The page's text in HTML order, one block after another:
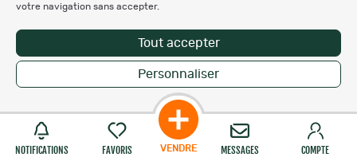
votre navigation sans accepter.
Tout accepter
Personnaliser
NOTIFICATIONS FAVORIS VENDRE MESSAGES COMPTE
Politique de protection
des données personnelles
Personnalisation des cookies
Copyright © 2007-2026 NaturaBuy. Tous droits réservés. N°CNIL: 1239459.
Les marques commerciales mentionnées appartiennent à leurs propriétaires
respectifs in 0.057 s
Suggestions de recherche
Site NaturaBuy classique